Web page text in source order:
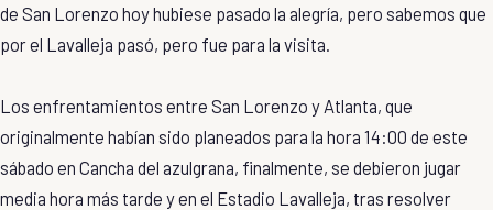
de San Lorenzo hoy hubiese pasado la alegría, pero sabemos que
por el Lavalleja pasó, pero fue para la visita.
Los enfrentamientos entre San Lorenzo y Atlanta, que
originalmente habían sido planeados para la hora 14:00 de este
sábado en Cancha del azulgrana, finalmente, se debieron jugar
media hora más tarde y en el Estadio Lavalleja, tras resolver